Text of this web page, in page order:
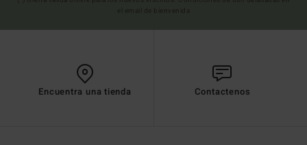
Encuentra una tienda Contactenos